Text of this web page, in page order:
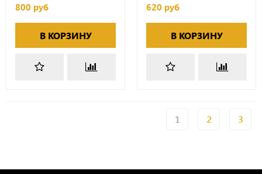
800 руб
В КОРЗИНУ
620 руб
В КОРЗИНУ
1 2 3